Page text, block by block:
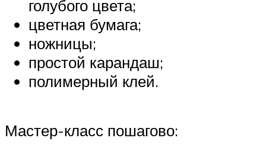
голубого цвета;
цветная бумага;
ножницы;
простой карандаш;
полимерный клей.
Мастер-класс пошагово: